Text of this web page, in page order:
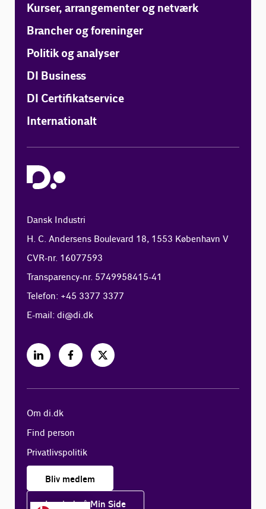
Kurser, arrangementer og netværk
Brancher og foreninger
Politik og analyser
DI Business
DI Certifikatservice
Internationalt
Dansk Industri
H. C. Andersens Boulevard 18, 1553 København V
CVR-nr. 16077593
Transparency-nr. 5749958415-41
Telefon: +45 3377 3377
E-mail:di@di.dk
Om di.dk
Find person
Privatlivspolitik
Bliv medlem
Log ind på Min Side